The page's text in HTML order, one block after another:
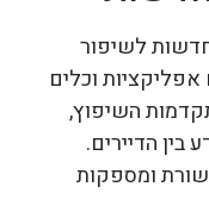
חדשות לשיפור
אפליקציות וכלים
השיפוץ,
הדיירים.
ומספקות